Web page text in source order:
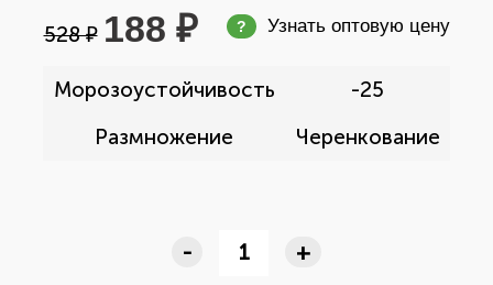
528 ₽ 188 ₽ ? Узнать оптовую цену
Морозоустойчивость
-25
Размножение
Черенкование
- +